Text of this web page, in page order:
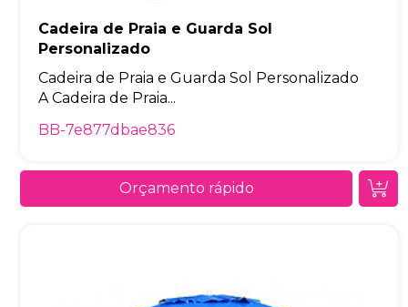
Cadeira de Praia e Guarda Sol
Personalizado
Cadeira de Praia e Guarda Sol Personalizado
A Cadeira de Praia...
BB-7e877dbae836
Orçamento rápido